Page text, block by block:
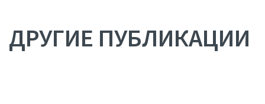
ДРУГИЕ ПУБЛИКАЦИИ